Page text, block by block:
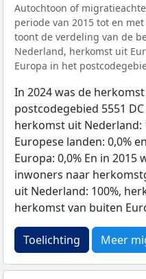
Autochtoon of
periode van 2015 tot en
toont de verdeling van de
Nederland, herkomst uit
Europa in het
In 2024 was de
postcodegebied 5551
herkomst uit Nederland:
Europese landen: 0,0%
Europa: 0,0% En in 2015
inwoners naar
uit Nederland: 100%,
herkomst van buiten
Toelichting Meer